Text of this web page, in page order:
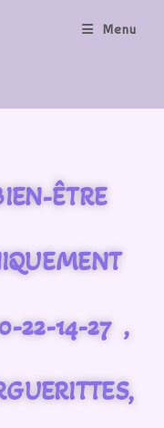
Menu
ÊTRE
22-14-27 ,